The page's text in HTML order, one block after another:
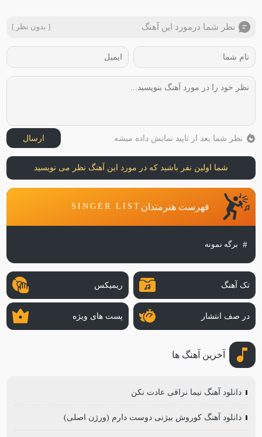
نظر شما درمورد این آهنگ [ بدون نظر ]
نظر شما بعد از تایید نمایش داده میشه ارسال
شما اولین نفر باشید که در مورد این آهنگ نظر می نویسید
فهرست هنرمندان SINGER LIST
برگه نمونه
تک آهنگ ریمیکس
در صف انتشار پست های ویژه
آخرین آهنگ ها
دانلود آهنگ نیما نراقی عادت نکن
دانلود آهنگ کوروش بیژنی دوست دارم (ورژن اصلی)